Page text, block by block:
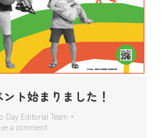
ト始まりました！
Day Editorial Team
a comment